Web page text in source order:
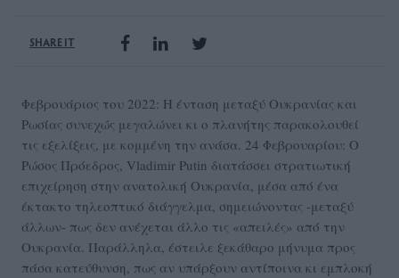
SHARE IT
Φεβρουάριος του 2022: Η ένταση μεταξύ Ουκρανίας και
Ρωσίας συνεχώς μεγαλώνει κι ο πλανήτης παρακολουθεί
τις εξελίξεις, με κομμένη την ανάσα. 24 Φεβρουαρίου: Ο
Ρώσος Πρόεδρος, Vladimir Putin διατάσσει στρατιωτική
επιχείρηση στην ανατολική Ουκρανία, μέσα από ένα
έκτακτο τηλεοπτικό διάγγελμα, σημειώνοντας -μεταξύ
άλλων- πως δεν ανέχεται άλλο τις «απειλές» από την
Ουκρανία. Παράλληλα, έστειλε ξεκάθαρο μήνυμα προς
πάσα κατεύθυνση, πως αν υπάρξουν αντίποινα κι εμπλοκή